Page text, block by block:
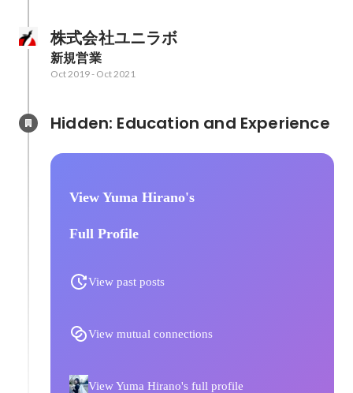
株式会社ユニラボ
新規営業
Oct 2019- Oct 2021
View Yuma Hirano's
Full Profile
View past posts
View mutual connections
View Yuma Hirano's full profile